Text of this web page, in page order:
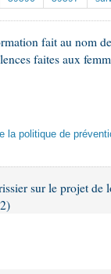
fait au nom
faites aux
la politique de
sur le projet de